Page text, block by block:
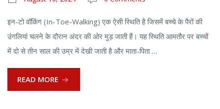
इन-टो वॉकिंग (In-Toe-Walking) एक ऐसी स्थिति है जिसमें बच्चे के पैरों की
उंगलियां चलने के दौरान अंदर की ओर मुड़ जाती हैं। यह स्थिति आमतौर पर बच्चों
में दो से तीन साल की उम्र में देखी जाती है और माता-पिता …
READ MORE